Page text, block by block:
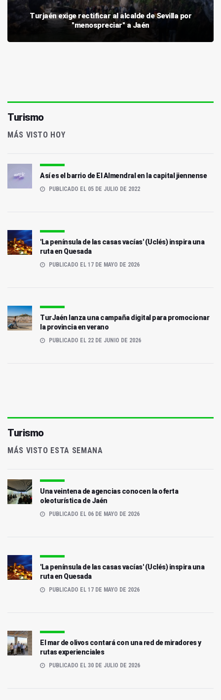
Turjaén exige rectificar al alcalde de Sevilla por
"menospreciar" a Jaén
Turismo
MÁS VISTO HOY
Así es el barrio de El Almendral en la capital jiennense
PUBLICADO EL 05 DE JULIO DE 2022
'La península de las casas vacías' (Uclés) inspira una
ruta en Quesada
PUBLICADO EL 17 DE MAYO DE 2026
TurJaén lanza una campaña digital para promocionar
la provincia en verano
PUBLICADO EL 22 DE JUNIO DE 2026
Turismo
MÁS VISTO ESTA SEMANA
Una veintena de agencias conocen la oferta
oleoturística de Jaén
PUBLICADO EL 06 DE MAYO DE 2026
'La península de las casas vacías' (Uclés) inspira una
ruta en Quesada
PUBLICADO EL 17 DE MAYO DE 2026
El mar de olivos contará con una red de miradores y
rutas experienciales
PUBLICADO EL 30 DE JULIO DE 2026